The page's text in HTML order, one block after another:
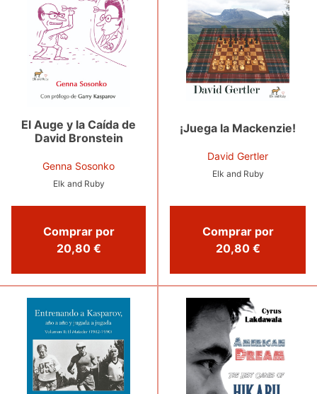
El Auge y la Caída de
David Bronstein
Genna Sosonko
Elk and Ruby
Comprar por
20,80 €
¡Juega la Mackenzie!
David Gertler
Elk and Ruby
Comprar por
20,80 €